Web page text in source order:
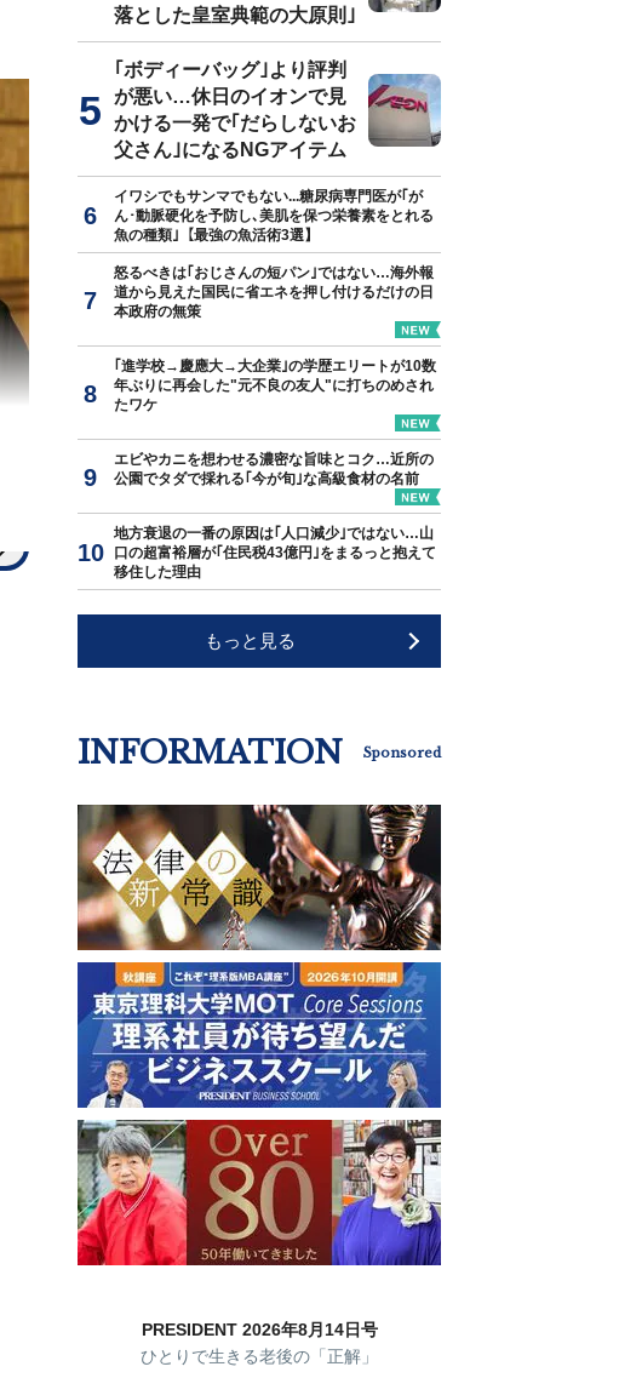
落とした皇室典範の大原則｣
｢ボディーバッグ｣より評判
が悪い…休日のイオンで見
かける一発で｢だらしないお
父さん｣になるNGアイテム
イワシでもサンマでもない...糖尿病専門医が｢が
ん･動脈硬化を予防し､美肌を保つ栄養素をとれる
魚の種類｣【最強の魚活術3選】
怒るべきは｢おじさんの短パン｣ではない…海外報
道から見えた国民に省エネを押し付けるだけの日
本政府の無策
｢進学校→慶應大→大企業｣の学歴エリートが10数
年ぶりに再会した"元不良の友人"に打ちのめされ
たワケ
エビやカニを想わせる濃密な旨味とコク…近所の
公園でタダで採れる｢今が旬｣な高級食材の名前
地方衰退の一番の原因は｢人口減少｣ではない…山
口の超富裕層が｢住民税43億円｣をまるっと抱えて
移住した理由
もっと見る
INFORMATION Sponsored
PRESIDENT 2026年8月14日号
ひとりで生きる老後の「正解」